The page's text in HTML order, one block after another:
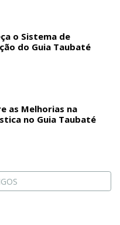
o Sistema de
do Guia Taubaté
as Melhorias na
no Guia Taubaté